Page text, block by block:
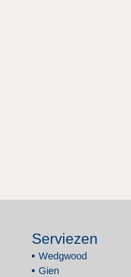
Serviezen
Wedgwood
Gien